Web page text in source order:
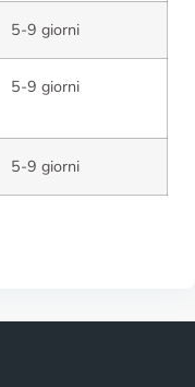
5-9 giorni
5-9 giorni
5-9 giorni